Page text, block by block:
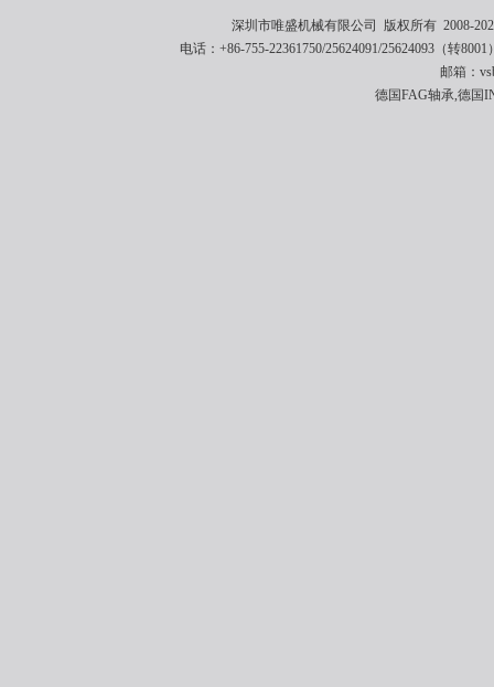
深圳市唯盛机械有限公司 版权所有 2008-
电话：+86-755-22361750/25624091/25624093（转
邮箱：
德国FAG轴承,德国